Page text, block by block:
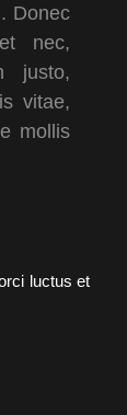
Donec
nec,
justo,
vitae,
mollis
luctus et